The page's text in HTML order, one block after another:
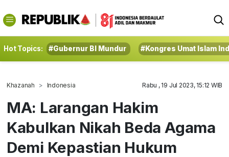
Hot Topics: #Gubernur BI Mundur #Kongres Umat Islam
Khazanah Indonesia Rabu , 19 Jul 2023, 15:12 WIB
MA: Larangan Hakim
Kabulkan Nikah Beda Agama
Demi Kepastian Hukum